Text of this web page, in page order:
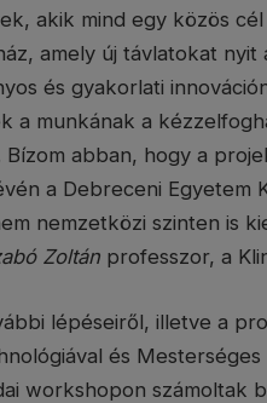
akik mind egy közös
amely új távlatokat nyit
és gyakorlati
a munkának a
abban, hogy a
a Debreceni Egyetem
nemzetközi szinten is
Zoltán professzor, a
lépéseiről, illetve a
és Mesterséges
workshopon számoltak